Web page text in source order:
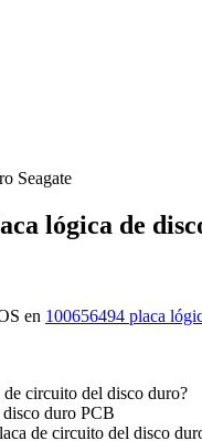
Seagate
lógica de
en 100656494 placa
circuito del disco duro?
disco duro PCB
de circuito del disco